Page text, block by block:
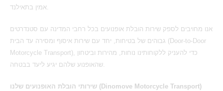
אמין בתאילנד.
אנו מחויבים לספק שירות הובלת אופנועים בכל רחבי המדינה עם סטנדרטים
גבוהים של בטיחות, יחד עם שירות איסוף ומסירה עד הבית (Door-to-Door
Motorcycle Transport), כדי להעניק ללקוחותינו נוחות, מהירות וביטחון
שהאופנוע שלהם יגיע ליעד בבטחה.
שירותי הובלת האופנועים שלנו ( Dinomove Motorcycle Transport)